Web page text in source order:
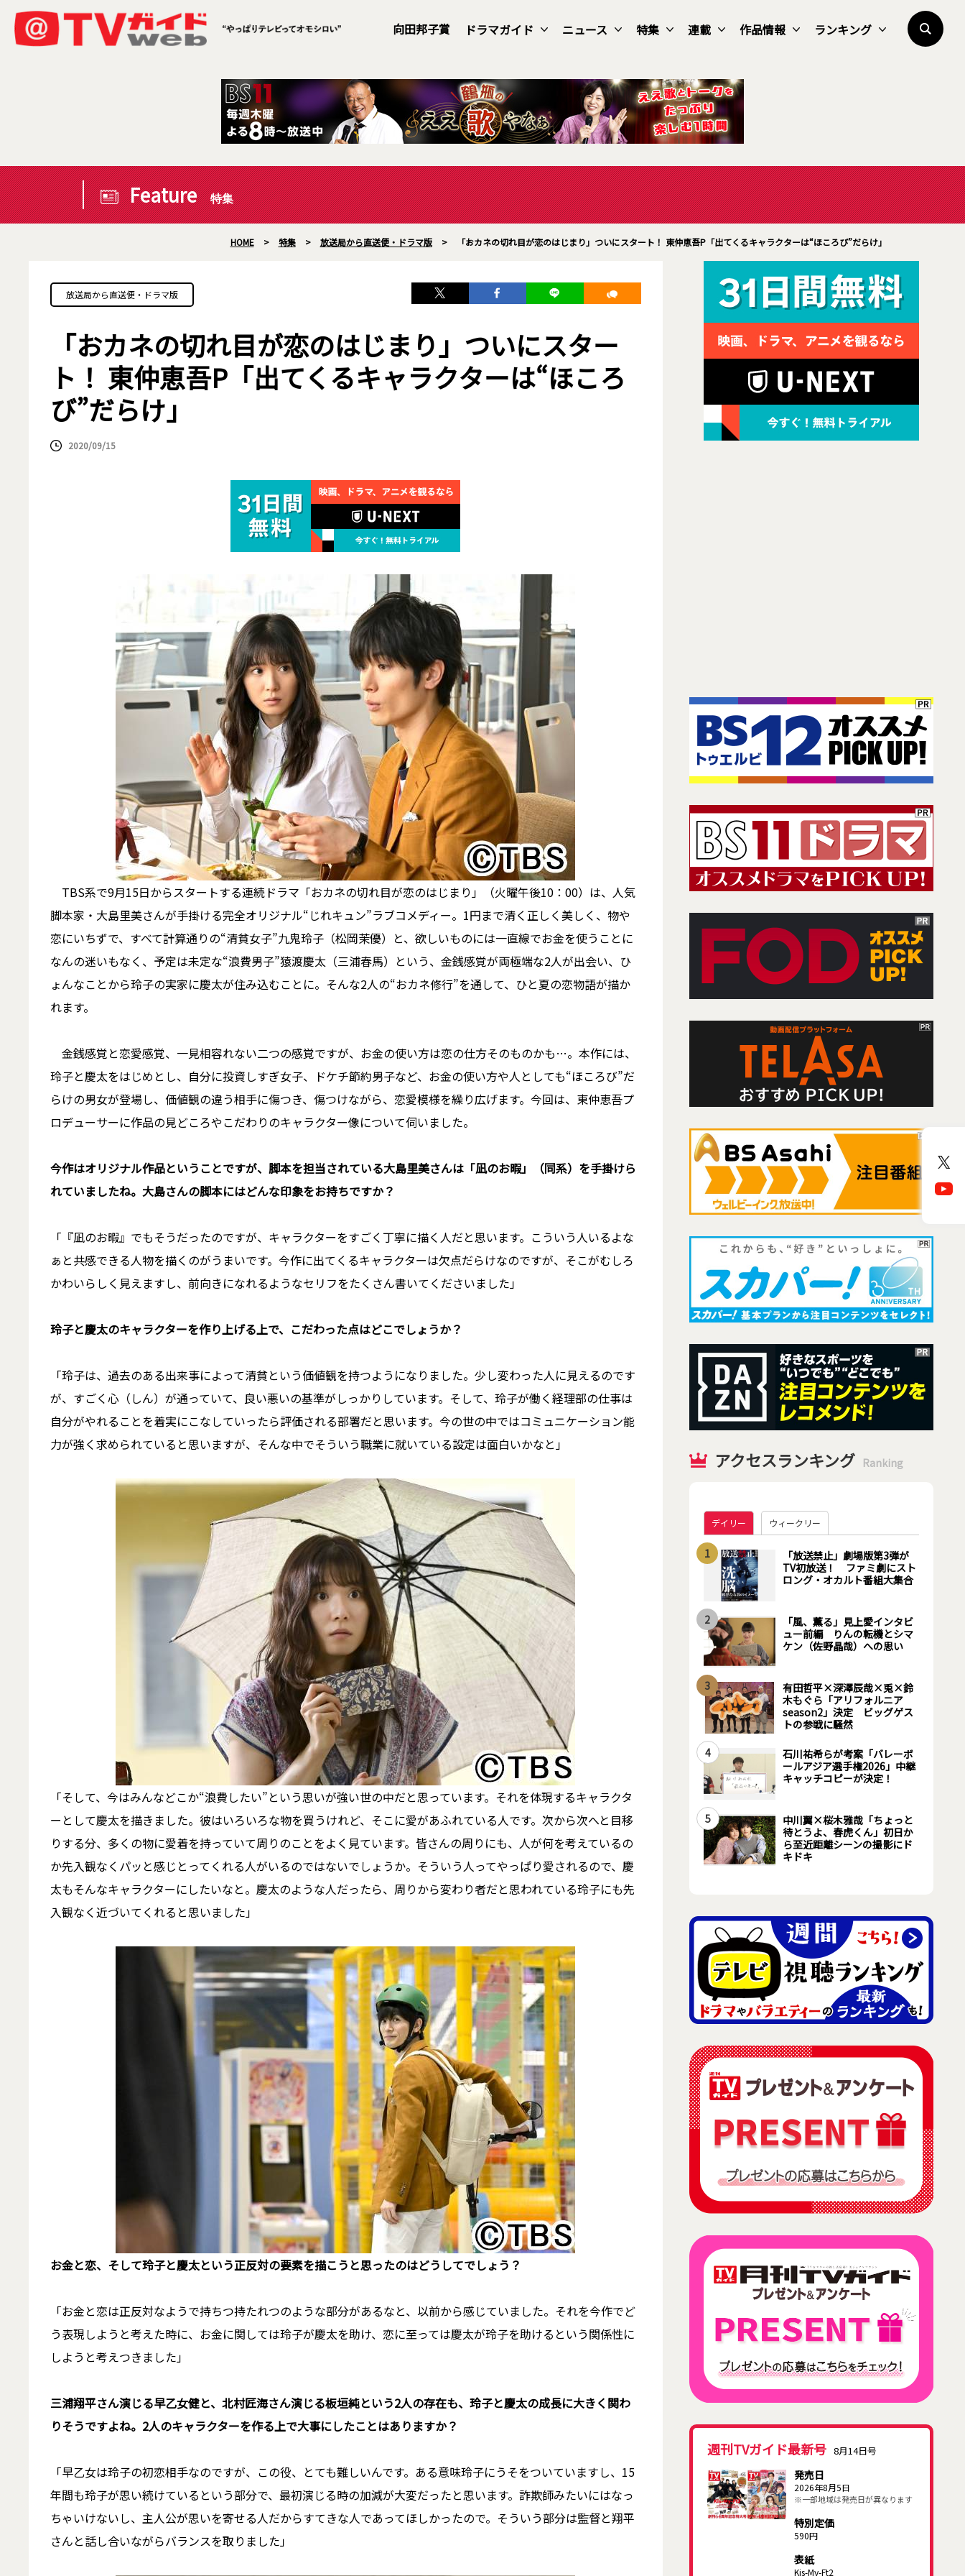
向田邦子賞 ドラマガイド ニュース 特集 連載 作品情報 ランキング
Feature 特集
HOME > 特集 > 放送局から直送便・ドラマ版 > 「おカネの切れ目が恋のはじまり」ついにスタート！ 東仲恵吾P「出てくるキャラクターは“ほころび”だらけ」
放送局から直送便・ドラマ版
「おカネの切れ目が恋のはじまり」ついにスター
ト！ 東仲恵吾P「出てくるキャラクターは“ほころ
び”だらけ」
2020/09/15
TBS系で9月15日からスタートする連続ドラマ「おカネの切れ目が恋のはじまり」（火曜午後10：00）は、人気
脚本家・大島里美さんが手掛ける完全オリジナル“じれキュン”ラブコメディー。1円まで清く正しく美しく、物や
恋にいちずで、すべて計算通りの“清貧女子”九鬼玲子（松岡茉優）と、欲しいものには一直線でお金を使うことに
なんの迷いもなく、予定は未定な“浪費男子”猿渡慶太（三浦春馬）という、金銭感覚が両極端な2人が出会い、ひ
ょんなことから玲子の実家に慶太が住み込むことに。そんな2人の“おカネ修行”を通して、ひと夏の恋物語が描か
れます。
金銭感覚と恋愛感覚、一見相容れない二つの感覚ですが、お金の使い方は恋の仕方そのものかも…。本作には、
玲子と慶太をはじめとし、自分に投資しすぎ女子、ドケチ節約男子など、お金の使い方や人としても“ほころび”だ
らけの男女が登場し、価値観の違う相手に傷つき、傷つけながら、恋愛模様を繰り広げます。今回は、東仲恵吾プ
ロデューサーに作品の見どころやこだわりのキャラクター像について伺いました。
――今作はオリジナル作品ということですが、脚本を担当されている大島里美さんは「凪のお暇」（同系）を手掛けら
れていましたね。大島さんの脚本にはどんな印象をお持ちですか？
「『凪のお暇』でもそうだったのですが、キャラクターをすごく丁寧に描く人だと思います。こういう人いるよな
ぁと共感できる人物を描くのがうまいです。今作に出てくるキャラクターは欠点だらけなのですが、そこがむしろ
かわいらしく見えますし、前向きになれるようなセリフをたくさん書いてくださいました」
――玲子と慶太のキャラクターを作り上げる上で、こだわった点はどこでしょうか？
「玲子は、過去のある出来事によって清貧という価値観を持つようになりました。少し変わった人に見えるのです
が、すごく心（しん）が通っていて、良い悪いの基準がしっかりしています。そして、玲子が働く経理部の仕事は
自分がやれることを着実にこなしていったら評価される部署だと思います。今の世の中ではコミュニケーション能
力が強く求められていると思いますが、そんな中でそういう職業に就いている設定は面白いかなと」
「そして、今はみんなどこか“浪費したい”という思いが強い世の中だと思っています。それを体現するキャラクタ
ーとして慶太を描きました。彼はいろいろな物を買うけれど、そこに愛があふれている人です。次から次へと目移
りする分、多くの物に愛着を持っていて周りのことをよく見ています。皆さんの周りにも、人が何を考えているの
か先入観なくパッと感じとってくれる人がいるのではないでしょうか。そういう人ってやっぱり愛されるので、慶
太もそんなキャラクターにしたいなと。慶太のような人だったら、周りから変わり者だと思われている玲子にも先
入観なく近づいてくれると思いました」
――お金と恋、そして玲子と慶太という正反対の要素を描こうと思ったのはどうしてでしょう？
「お金と恋は正反対なようで持ちつ持たれつのような部分があるなと、以前から感じていました。それを今作でど
う表現しようと考えた時に、お金に関しては玲子が慶太を助け、恋に至っては慶太が玲子を助けるという関係性に
しようと考えつきました」
――三浦翔平さん演じる早乙女健と、北村匠海さん演じる板垣純という2人の存在も、玲子と慶太の成長に大きく関わ
りそうですよね。2人のキャラクターを作る上で大事にしたことはありますか？
「早乙女は玲子の初恋相手なのですが、この役、とても難しいんです。ある意味玲子にうそをついていますし、15
年間も玲子が思い続けているという部分で、最初演じる時の加減が大変だったと思います。詐欺師みたいにはなっ
ちゃいけないし、主人公が思いを寄せる人だからすてきな人であってほしかったので。そういう部分は監督と翔平
さんと話し合いながらバランスを取りました」
アクセスランキング Ranking
デイリー ウィークリー
1
「放送禁止」劇場版第3弾が
TV初放送！ ファミ劇にスト
ロング・オカルト番組大集合
2
「風、薫る」見上愛インタビ
ュー前編 りんの転機とシマ
ケン（佐野晶哉）への思い
3
有田哲平×深澤辰哉×兎×鈴
木もぐら「アリフォルニア
season2」決定 ビッグゲス
トの参戦に騒然
4
石川祐希らが考案「バレーボ
ールアジア選手権2026」中継
キャッチコピーが決定！
5
中川翼×桜木雅哉「ちょっと
待とうよ、春虎くん」初日か
ら至近距離シーンの撮影にド
キドキ
週刊TVガイド最新号 8月14日号
発売日
2026年8月5日
※一部地域は発売日が異なります
特別定価
590円
表紙
Kis-My-Ft2